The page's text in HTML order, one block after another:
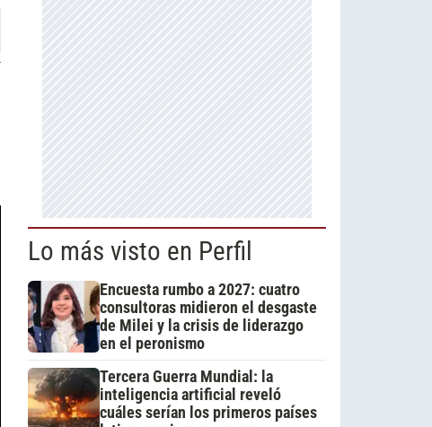
Lo más visto en Perfil
Encuesta rumbo a 2027: cuatro
consultoras midieron el desgaste
de Milei y la crisis de liderazgo
en el peronismo
Tercera Guerra Mundial: la
inteligencia artificial reveló
cuáles serían los primeros países